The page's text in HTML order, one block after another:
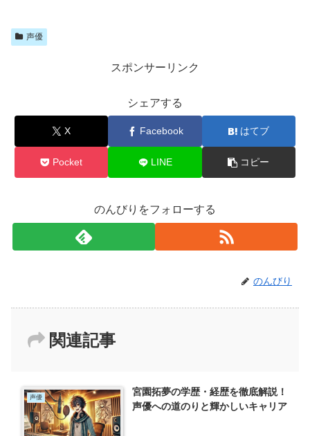
声優
スポンサーリンク
シェアする
X Facebook はてブ
Pocket LINE コピー
のんびりをフォローする
のんびり
関連記事
声優
宮園拓夢の学歴・経歴を徹底解説！
声優への道のりと輝かしいキャリア